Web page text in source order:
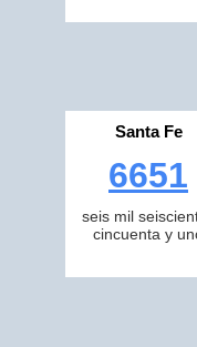
Santa Fe
6651
seis mil
cincuenta y